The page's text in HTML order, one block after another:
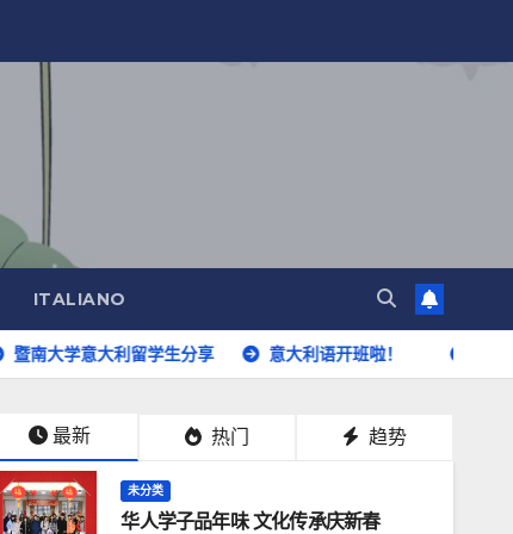
ITALIANO
大利留学生分享 意大利语开班啦！ 华人学子品年味
最新 热门 趋势
未分类
华人学子品年味 文化传承庆新春